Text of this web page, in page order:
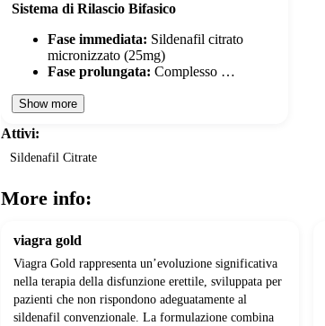
Sistema di Rilascio Bifasico
Fase immediata: Sildenafil citrato
micronizzato (25mg)
Fase prolungata: Complesso …
Show more
Attivi:
Sildenafil Citrate
More info:
viagra gold
Viagra Gold rappresenta un’evoluzione significativa
nella terapia della disfunzione erettile, sviluppata per
pazienti che non rispondono adeguatamente al
sildenafil convenzionale. La formulazione combina